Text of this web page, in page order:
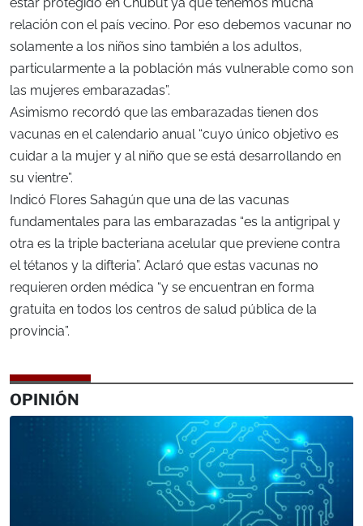
relación con el país vecino. Por eso debemos vacunar no
solamente a los niños sino también a los adultos,
particularmente a la población más vulnerable como son
las mujeres embarazadas”.
Asimismo recordó que las embarazadas tienen dos
vacunas en el calendario anual “cuyo único objetivo es
cuidar a la mujer y al niño que se está desarrollando en
su vientre”.
Indicó Flores Sahagún que una de las vacunas
fundamentales para las embarazadas “es la antigripal y
otra es la triple bacteriana acelular que previene contra
el tétanos y la difteria”. Aclaró que estas vacunas no
requieren orden médica “y se encuentran en forma
gratuita en todos los centros de salud pública de la
provincia”.
OPINIÓN